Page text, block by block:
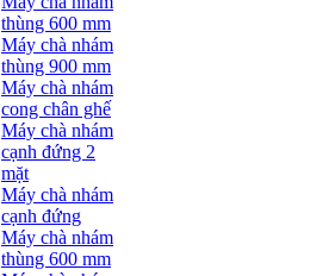
thùng 600 mm
Máy chà nhám
thùng 900 mm
Máy chà nhám
cong chân ghế
Máy chà nhám
cạnh đứng 2
mặt
Máy chà nhám
cạnh đứng
Máy chà nhám
thùng 600 mm